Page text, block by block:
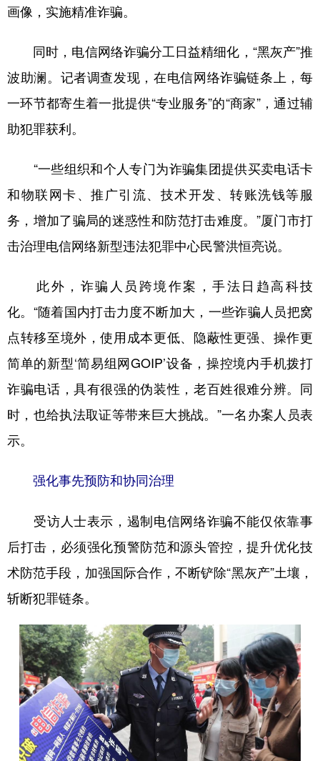
画像，实施精准诈骗。
同时，电信网络诈骗分工日益精细化，“黑灰产”推
波助澜。记者调查发现，在电信网络诈骗链条上，每
一环节都寄生着一批提供“专业服务”的“商家”，通过辅
助犯罪获利。
“一些组织和个人专门为诈骗集团提供买卖电话卡
和物联网卡、推广引流、技术开发、转账洗钱等服
务，增加了骗局的迷惑性和防范打击难度。”厦门市打
击治理电信网络新型违法犯罪中心民警洪恒亮说。
此外，诈骗人员跨境作案，手法日趋高科技
化。“随着国内打击力度不断加大，一些诈骗人员把窝
点转移至境外，使用成本更低、隐蔽性更强、操作更
简单的新型‘简易组网GOIP’设备，操控境内手机拨打
诈骗电话，具有很强的伪装性，老百姓很难分辨。同
时，也给执法取证等带来巨大挑战。”一名办案人员表
示。
强化事先预防和协同治理
受访人士表示，遏制电信网络诈骗不能仅依靠事
后打击，必须强化预警防范和源头管控，提升优化技
术防范手段，加强国际合作，不断铲除“黑灰产”土壤，
斩断犯罪链条。